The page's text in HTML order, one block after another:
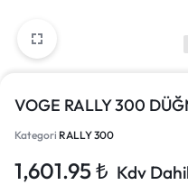
VOGE RALLY 300
Kategori RALLY 300
1,601.95₺ Kdv